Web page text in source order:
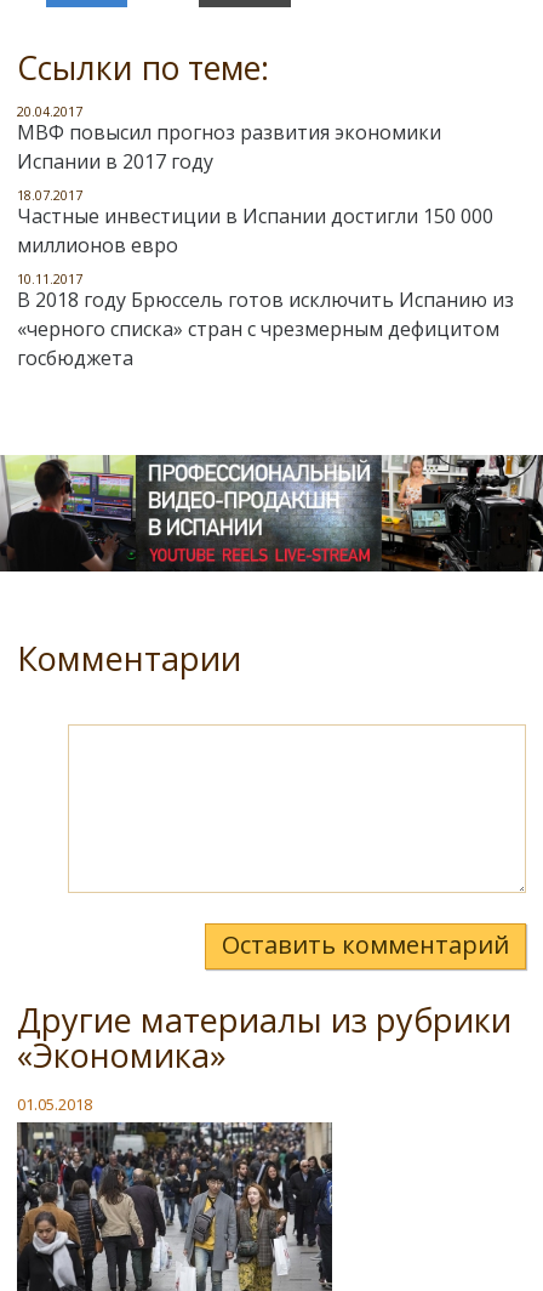
Ссылки по теме:
20.04.2017
МВФ повысил прогноз развития экономики
Испании в 2017 году
18.07.2017
Частные инвестиции в Испании достигли 150 000
миллионов евро
10.11.2017
В 2018 году Брюссель готов исключить Испанию из
«черного списка» стран с чрезмерным дефицитом
госбюджета
Комментарии
Оставить комментарий
Другие материалы из рубрики
«Экономика»
01.05.2018